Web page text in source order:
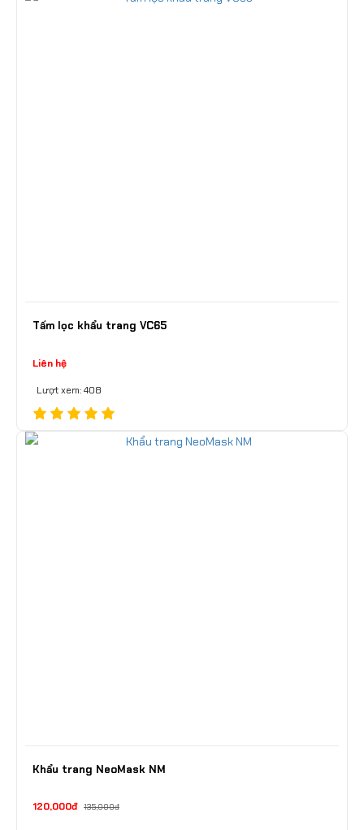
Tấm lọc khẩu trang VC65
Liên hệ
Lượt xem: 408
Khẩu trang NeoMask NM
120,000đ 135,000đ